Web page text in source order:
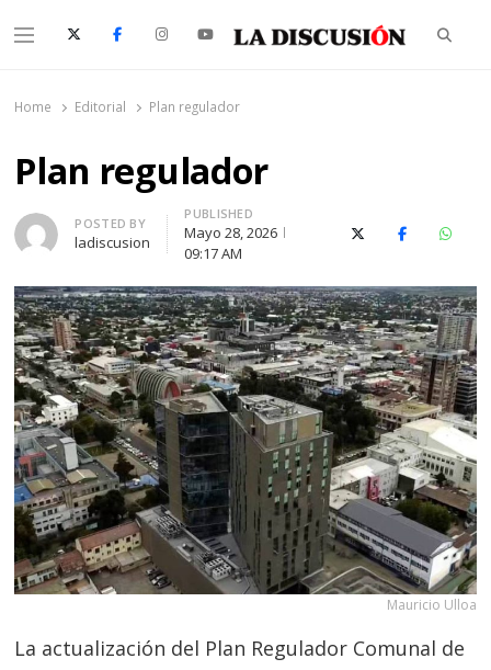
Menu
Home Editorial Plan regulador
Plan regulador
Author
POSTED BY
ladiscusion
PUBLISHED
Mayo 28, 2026
09:17 AM
X (Twitter)Facebook
Mauricio Ulloa
La actualización del Plan Regulador Comunal de